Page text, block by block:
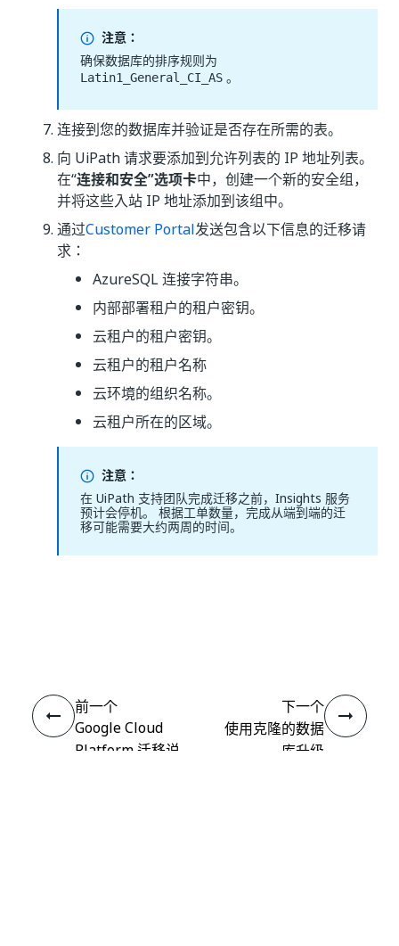
注意：
确保数据库的排序规则为
Latin1_General_CI_AS 。
连接到您的数据库并验证是否存在所需的表。
向 UiPath 请求要添加到允许列表的 IP 地址列表。
在“连接和安全”选项卡中，创建一个新的安全组，
并将这些入站 IP 地址添加到该组中。
通过Customer Portal发送包含以下信息的迁移请
求：
AzureSQL 连接字符串。
内部部署租户的租户密钥。
云租户的租户密钥。
云租户的租户名称
云环境的组织名称。
云租户所在的区域。
注意：
在 UiPath 支持团队完成迁移之前，Insights 服务
预计会停机。 根据工单数量，完成从端到端的迁
移可能需要大约两周的时间。
前一个
Google Cloud
Platform 迁移说
下一个
使用克隆的数据
库升级